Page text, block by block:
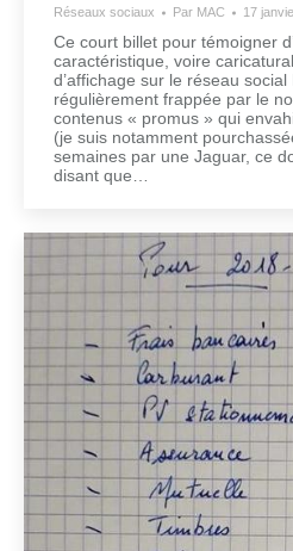
Réseaux sociaux Par MAC 17
Ce court billet pour témoigner
caractéristique, voire
d’affichage sur le réseau
régulièrement frappée par le
contenus « promus » qui
(je suis notamment
semaines par une Jaguar, ce
disant que…